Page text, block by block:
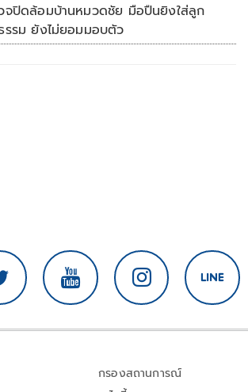
จปิดล้อมบ้านหมวดชัย มือปืนยิงใส่ลูก
รม ยังไม่ยอมมอบตัว
กรองสถานการณ์